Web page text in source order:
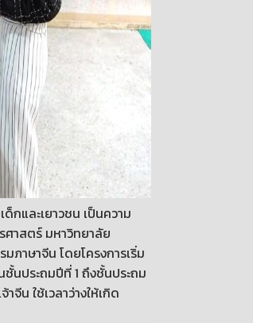
กและเยาวชน เป็นความ
ศาสตร์ มหาวิทยาลัย
ภาษาจีน โดยโครงการเริ่ม
นประถมปีที่ 1 ถึงชั้นประถม
น ใช้เวลาว่างให้เกิด